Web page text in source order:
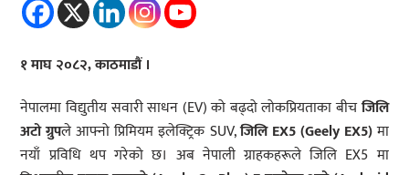
१ माघ २०८२, काठमाडौं ।
नेपालमा विद्युतीय सवारी साधन (EV) को बढ्दो लोकप्रियताका बीचजिलि
अटो ग्रुपले आफ्नो प्रिमियम इलेक्ट्रिक SUV,जिलि EX5 (Geely EX5)मा
नयाँ प्रविधि थप गरेको छ। अब नेपाली ग्राहकहरूले जिलि EX5 मा